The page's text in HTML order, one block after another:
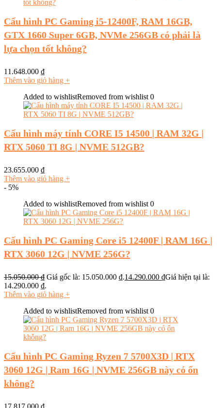
Cấu hình PC Gaming i5-12400F, RAM 16GB,
GTX 1660 Super 6GB, NVMe 256GB có phải là
lựa chọn tốt không?
11.648.000 ₫
Thêm vào giỏ hàng +
Added to wishlistRemoved from wishlist 0
Cấu hình máy tính CORE I5 14500 | RAM 32G |
RTX 5060 TI 8G | NVME 512GB?
23.655.000 ₫
Thêm vào giỏ hàng +
- 5%
Added to wishlistRemoved from wishlist 0
Cấu hình PC Gaming Core i5 12400F | RAM 16G |
RTX 3060 12G | NVME 256G?
15.050.000₫ Giá gốc là: 15.050.000 ₫.14.290.000 ₫Giá hiện tại là:
14.290.000 ₫.
Thêm vào giỏ hàng +
Added to wishlistRemoved from wishlist 0
Cấu hình PC Gaming Ryzen 7 5700X3D | RTX
3060 12G | Ram 16G | NVME 256GB này có ổn
không?
17.817.000 ₫